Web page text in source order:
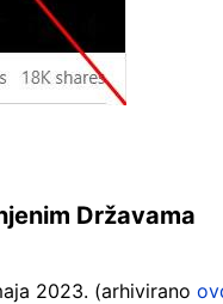
Državama
2023. (arhivirano